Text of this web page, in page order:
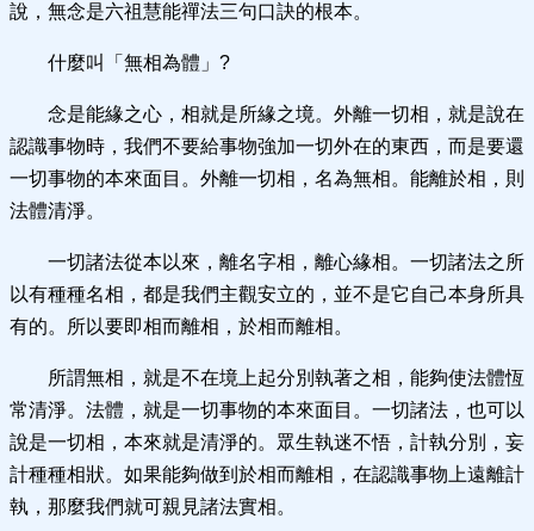
說，無念是六祖慧能禪法三句口訣的根本。
什麼叫「無相為體」?
念是能緣之心，相就是所緣之境。外離一切相，就是說在
認識事物時，我們不要給事物強加一切外在的東西，而是要還
一切事物的本來面目。外離一切相，名為無相。能離於相，則
法體清淨。
一切諸法從本以來，離名字相，離心緣相。一切諸法之所
以有種種名相，都是我們主觀安立的，並不是它自己本身所具
有的。所以要即相而離相，於相而離相。
所謂無相，就是不在境上起分別執著之相，能夠使法體恆
常清淨。法體，就是一切事物的本來面目。一切諸法，也可以
說是一切相，本來就是清淨的。眾生執迷不悟，計執分別，妄
計種種相狀。如果能夠做到於相而離相，在認識事物上遠離計
執，那麼我們就可親見諸法實相。